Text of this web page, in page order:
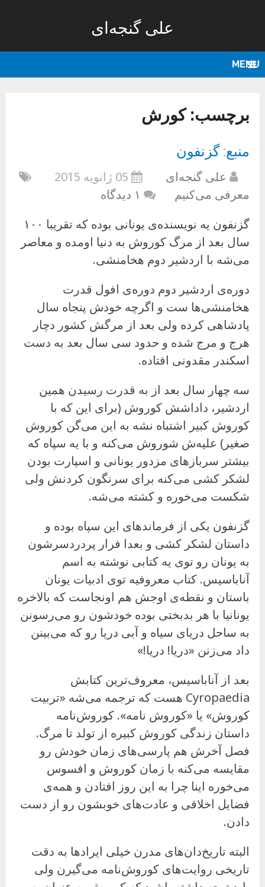
علی گنجه‌ای
MENU
برچسب:کورش
منبع: گزنفون
علی گنجه‌ای
05 ژانویه 2015
معرفی می‌کنیم
۱ دیدگاه
گزنفون یه نویسنده‌ی یونانی بوده که تقریبا ۱۰۰
سال بعد از مرگ کوروش به دنیا اومده و معاصر
می‌شه با اردشیر دوم هخامنشی.
دوره‌ی اردشیر دوم دوره‌ی افول قدرت
هخامنشی‌ها ست و اگرچه خودش پنجاه سال
پادشاهی کرده ولی بعد از مرگش کشور دچار
هرج و مرج شده و حدود سی سال بعد به دست
اسکندر مقدونی افتاده.
سه چهار سال بعد از به قدرت رسیدن همین
اردشیر، داداشش کوروش (برای این که با
کوروش کبیر اشتباه نشه به این می‌گن کوروش
صغیر) علیه‌ش شوروش می‌کنه و با یه سپاه که
بیشتر سربازهای مزدور یونانی و اسپارت بودن
لشکر کشی می‌کنه برای سرنگون کردنش ولی
شکست می‌خوره و کشته می‌شه.
گزنفون یکی از فرماندهای این سپاه بوده و
داستان لشکر کشی و بعدا فرار پردردسرشون
به یونان رو توی یه کتابی نوشته به اسم
آناباسیس. کتاب معروفیه توی ادبیات یونان
باستان و نقطه‌ی اوجش هم اونجاست که بالاخره
یونانیا با هر بدبختی بوده خودشون رو می‌رسونن
به ساحل دریای سیاه و آبی دریا رو که می‌بینن
داد می‌زنن «دریا! دریا!»
بعد از آناباسیس، معروف‌ترین کتابش
Cyropaedia هست که ترجمه می‌شه «تربیت
کوروش» یا «کوروش نامه». کوروش‌نامه
داستان زندگی کوروش کبیره از تولد تا مرگ.
فصل آخرش هم پارسی‌های زمان خودش رو
مقایسه می‌کنه با زمان کوروش و افسوس
می‌خوره اینا چرا به این روز افتادن و همه‌ی
فضایل اخلاقی و عادت‌های خوبشون رو از دست
دادن.
البته تاریخ‌دان‌های مدرن خیلی ایرادها به دقت
تاریخی روایت‌های کوروش‌نامه می‌گیرن ولی